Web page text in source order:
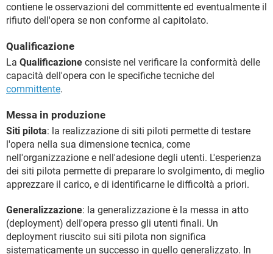
contiene le osservazioni del committente ed eventualmente il
rifiuto dell'opera se non conforme al capitolato.
Qualificazione
La Qualificazione consiste nel verificare la conformità delle
capacità dell'opera con le specifiche tecniche del
committente.
Messa in produzione
Siti pilota: la realizzazione di siti piloti permette di testare
l'opera nella sua dimensione tecnica, come
nell'organizzazione e nell'adesione degli utenti. L'esperienza
dei siti pilota permette di preparare lo svolgimento, di meglio
apprezzare il carico, e di identificarne le difficoltà a priori.
Generalizzazione: la generalizzazione è la messa in atto
(deployment) dell'opera presso gli utenti finali. Un
deployment riuscito sui siti pilota non significa
sistematicamente un successo in quello generalizzato. In